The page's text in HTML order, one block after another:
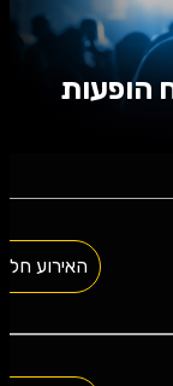
הופעות
האירוע